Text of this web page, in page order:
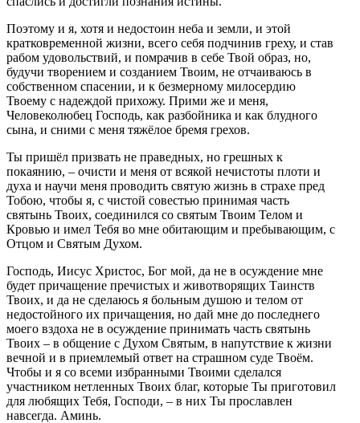
Поэтому и я, хотя и недостоин неба и земли, и этой
кратковременной жизни, всего себя подчинив греху, и став
рабом удовольствий, и помрачив в себе Твой образ, но,
будучи творением и созданием Твоим, не отчаиваюсь в
собственном спасении, и к безмерному милосердию
Твоему с надеждой прихожу. Прими же и меня,
Человеколюбец Господь, как разбойника и как блудного
сына, и сними с меня тяжёлое бремя грехов.
Ты пришёл призвать не праведных, но грешных к
покаянию, – очисти и меня от всякой нечистоты плоти и
духа и научи меня проводить святую жизнь в страхе пред
Тобою, чтобы я, с чистой совестью принимая часть
святынь Твоих, соединился со святым Твоим Телом и
Кровью и имел Тебя во мне обитающим и пребывающим, с
Отцом и Святым Духом.
Господь, Иисус Христос, Бог мой, да не в осуждение мне
будет причащение пречистых и животворящих Таинств
Твоих, и да не сделаюсь я больным душою и телом от
недостойного их причащения, но дай мне до последнего
моего вздоха не в осуждение принимать часть святынь
Твоих – в общение с Духом Святым, в напутствие к жизни
вечной и в приемлемый ответ на страшном суде Твоём.
Чтобы и я со всеми избранными Твоими сделался
участником нетленных Твоих благ, которые Ты приготовил
для любящих Тебя, Господи, – в них Ты прославлен
навсегда. Аминь.